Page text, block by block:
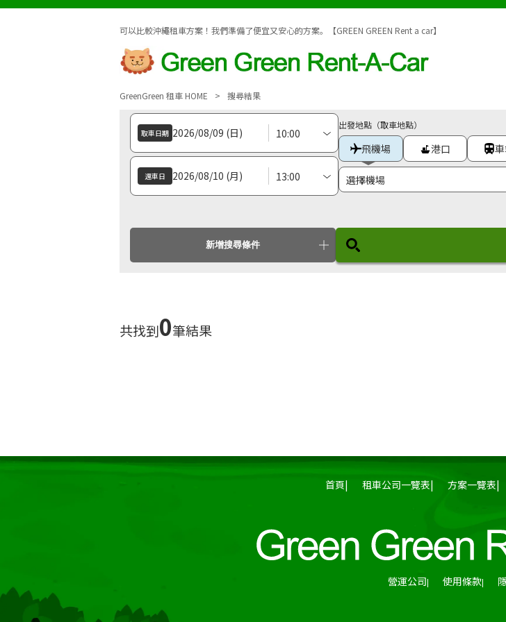
可以比較沖繩租車方案！我們準備了便宜又安心的方案。【GREEN GREEN Rent a car】
GreenGreen 租車 HOME 搜尋結果
取車日期
還車日
出發地點（取車地點）
飛機場 港口
新增搜尋條件
共找到0筆結果
首頁 租車公司一覽表 方案一覽表
營運公司 使用條款